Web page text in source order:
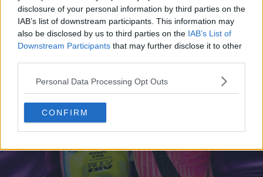
disclosure of your personal information by third parties on the
IAB’s list of downstream participants. This information may
also be disclosed by us to third parties on the IAB’s List of
Downstream Participants that may further disclose it to other
Personal Data Processing Opt Outs
CONFIRM